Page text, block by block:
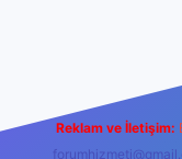
Reklam ve İletişim: